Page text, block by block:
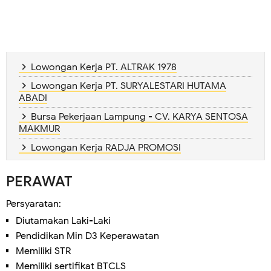
Lowongan Kerja PT. ALTRAK 1978
Lowongan Kerja PT. SURYALESTARI HUTAMA
ABADI
Bursa Pekerjaan Lampung - CV. KARYA SENTOSA
MAKMUR
Lowongan Kerja RADJA PROMOSI
PERAWAT
Persyaratan:
Diutamakan Laki-Laki
Pendidikan Min D3 Keperawatan
Memiliki STR
Memiliki sertifikat BTCLS